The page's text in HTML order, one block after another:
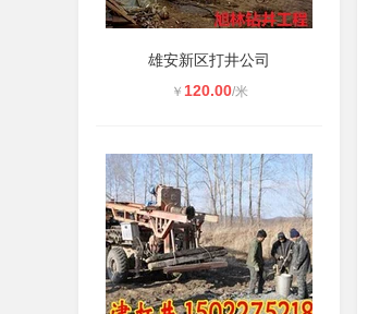
雄安新区打井公司
￥ 120.00/米